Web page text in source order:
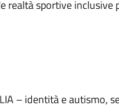
realtà sportive
– identità e autismo,